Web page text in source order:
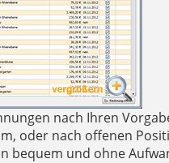
nach Ihren
oder nach offenen
bequem und ohne